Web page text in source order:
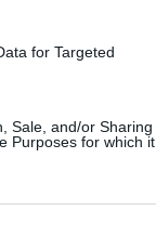
for Targeted
Sale, and/or Sharing
Purposes for which it